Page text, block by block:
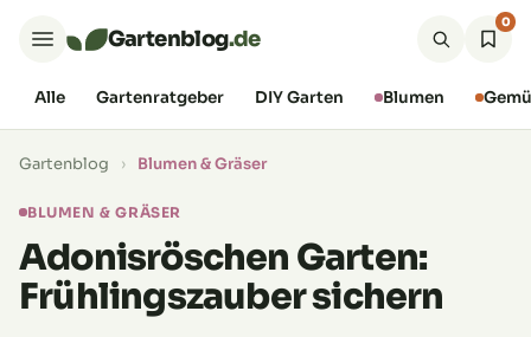
Gartenblog.de
0
Alle Gartenratgeber DIY Garten Blumen
Gartenblog › Blumen & Gräser
BLUMEN & GRÄSER
Adonisröschen Garten:
Frühlingszauber sichern